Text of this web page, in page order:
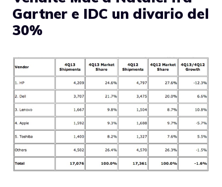
Gartner e IDC un divario del
30%